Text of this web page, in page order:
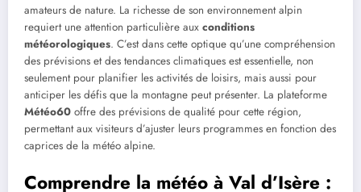
amateurs de nature. La richesse de son environnement alpin
requiert une attention particulière aux conditions
météorologiques. C’est dans cette optique qu’une compréhension
des prévisions et des tendances climatiques est essentielle, non
seulement pour planifier les activités de loisirs, mais aussi pour
anticiper les défis que la montagne peut présenter. La plateforme
Météo60 offre des prévisions de qualité pour cette région,
permettant aux visiteurs d’ajuster leurs programmes en fonction des
caprices de la météo alpine.
Comprendre la météo à Val d’Isère :